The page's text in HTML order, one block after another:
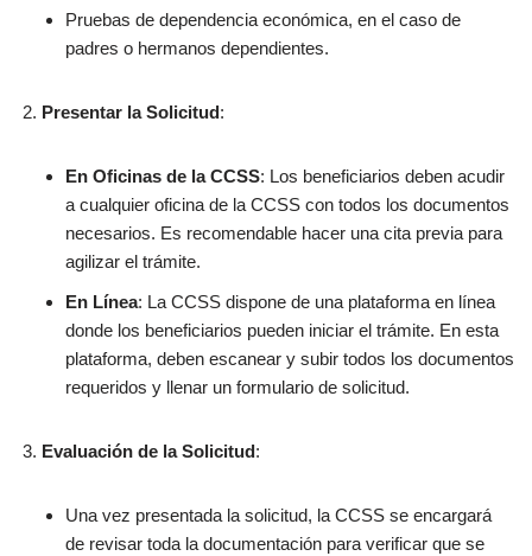
Pruebas de dependencia económica, en el caso de
padres o hermanos dependientes.
Presentar la Solicitud:
En Oficinas de la CCSS: Los beneficiarios deben acudir
a cualquier oficina de la CCSS con todos los documentos
necesarios. Es recomendable hacer una cita previa para
agilizar el trámite.
En Línea: La CCSS dispone de una plataforma en línea
donde los beneficiarios pueden iniciar el trámite. En esta
plataforma, deben escanear y subir todos los documentos
requeridos y llenar un formulario de solicitud.
Evaluación de la Solicitud:
Una vez presentada la solicitud, la CCSS se encargará
de revisar toda la documentación para verificar que se